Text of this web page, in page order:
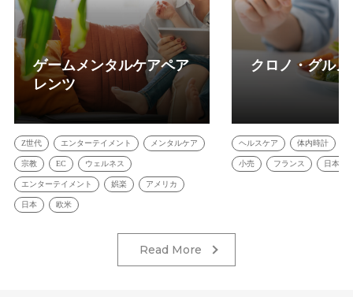
ゲームメンタルケアペア
レンツ
Z世代 エンターテイメント メンタルケア
宗教 EC ウェルネス
エンターテイメント 娯楽 アメリカ
日本 欧米
クロノ・グルメ
ヘルスケア 体内時計
小売 フランス 日本
Read More